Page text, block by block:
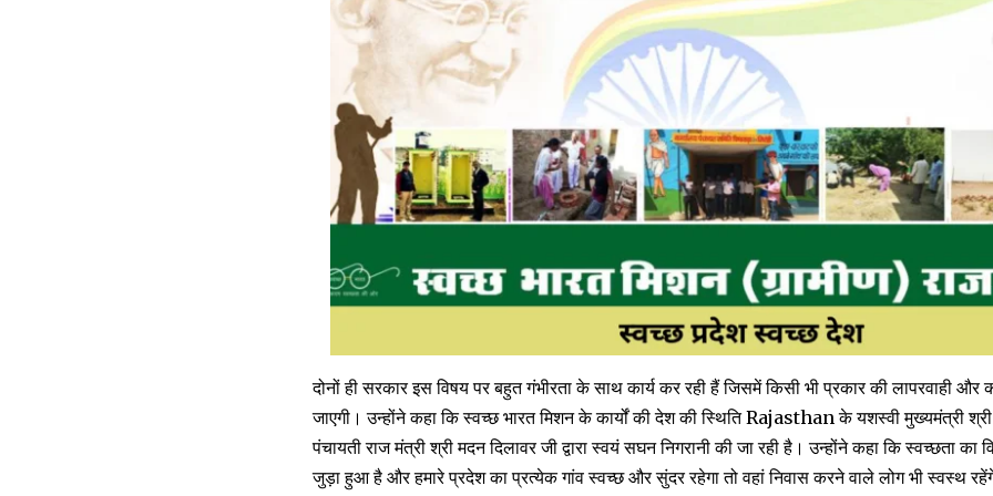
दोनों ही सरकार इस विषय पर बहुत गंभीरता के साथ कार्य कर रही हैं जिसमें किसी भी प्रकार की लापरवाही और
जाएगी। उन्होंने कहा कि स्वच्छ भारत मिशन के कार्यों की देश की स्थिति Rajasthan के यशस्वी मुख्यमंत्री
पंचायती राज मंत्री श्री मदन दिलावर जी द्वारा स्वयं सघन निगरानी की जा रही है। उन्होंने कहा कि स्वच्छता
जुड़ा हुआ है और हमारे प्रदेश का प्रत्येक गांव स्वच्छ और सुंदर रहेगा तो वहां निवास करने वाले लोग भी स्वस्थ